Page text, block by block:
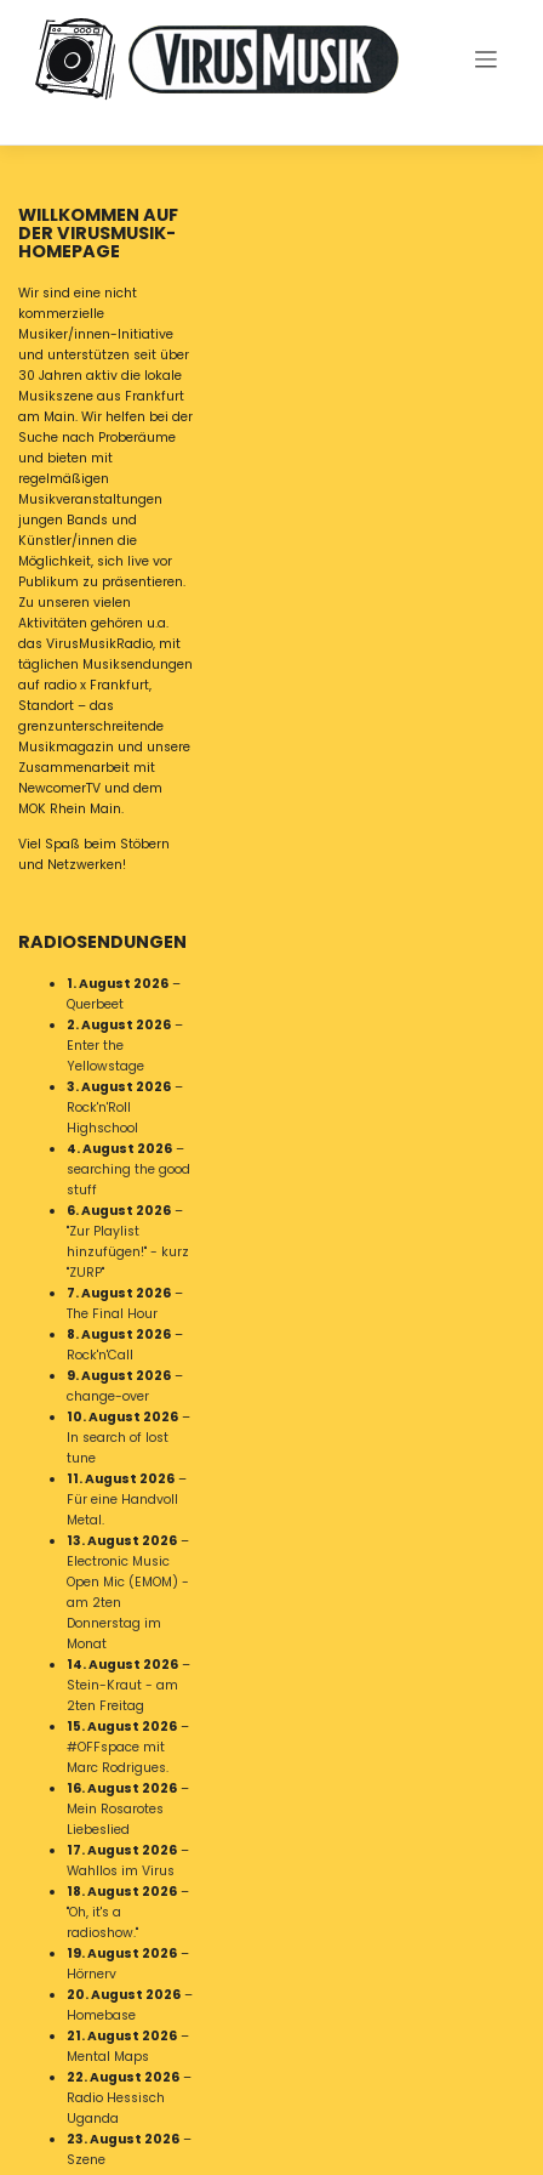
content
WILLKOMMEN AUF
DER VIRUSMUSIK-
HOMEPAGE
Wir sind eine nicht
kommerzielle
Musiker/innen-Initiative
und unterstützen seit über
30 Jahren aktiv die lokale
Musikszene aus Frankfurt
am Main. Wir helfen bei der
Suche nach Proberäume
und bieten mit
regelmäßigen
Musikveranstaltungen
jungen Bands und
Künstler/innen die
Möglichkeit, sich live vor
Publikum zu präsentieren.
Zu unseren vielen
Aktivitäten gehören u.a.
das VirusMusikRadio, mit
täglichen Musiksendungen
auf radio x Frankfurt,
Standort – das
grenzunterschreitende
Musikmagazin und unsere
Zusammenarbeit mit
NewcomerTV und dem
MOK Rhein Main.
Viel Spaß beim Stöbern
und Netzwerken!
RADIOSENDUNGEN
1. August 2026 –
Querbeet
2. August 2026 –
Enter the
Yellowstage
3. August 2026 –
Rock'n'Roll
Highschool
4. August 2026 –
searching the good
stuff
6. August 2026 –
"Zur Playlist
hinzufügen!" - kurz
"ZURP"
7. August 2026 –
The Final Hour
8. August 2026 –
Rock'n'Call
9. August 2026 –
change-over
10. August 2026 –
In search of lost
tune
11. August 2026 –
Für eine Handvoll
Metal.
13. August 2026 –
Electronic Music
Open Mic (EMOM) -
am 2ten
Donnerstag im
Monat
14. August 2026 –
Stein-Kraut - am
2ten Freitag
15. August 2026 –
#OFFspace mit
Marc Rodrigues.
16. August 2026 –
Mein Rosarotes
Liebeslied
17. August 2026 –
Wahllos im Virus
18. August 2026 –
"Oh, it's a
radioshow."
19. August 2026 –
Hörnerv
20. August 2026 –
Homebase
21. August 2026 –
Mental Maps
22. August 2026 –
Radio Hessisch
Uganda
23. August 2026 –
Szene